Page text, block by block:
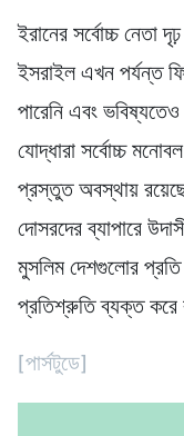
ইরানের সর্বোচ্চ নেতা
ইসরাইল এখন পর্যন্ত
পারেনি এবং
যোদ্ধারা সর্বোচ্চ
প্রস্তুত অবস্থায়
দোসরদের ব্যাপারে
মুসলিম দেশগুলোর
প্রতিশ্রুতি ব্যক্ত করে
[পার্সটুডে]